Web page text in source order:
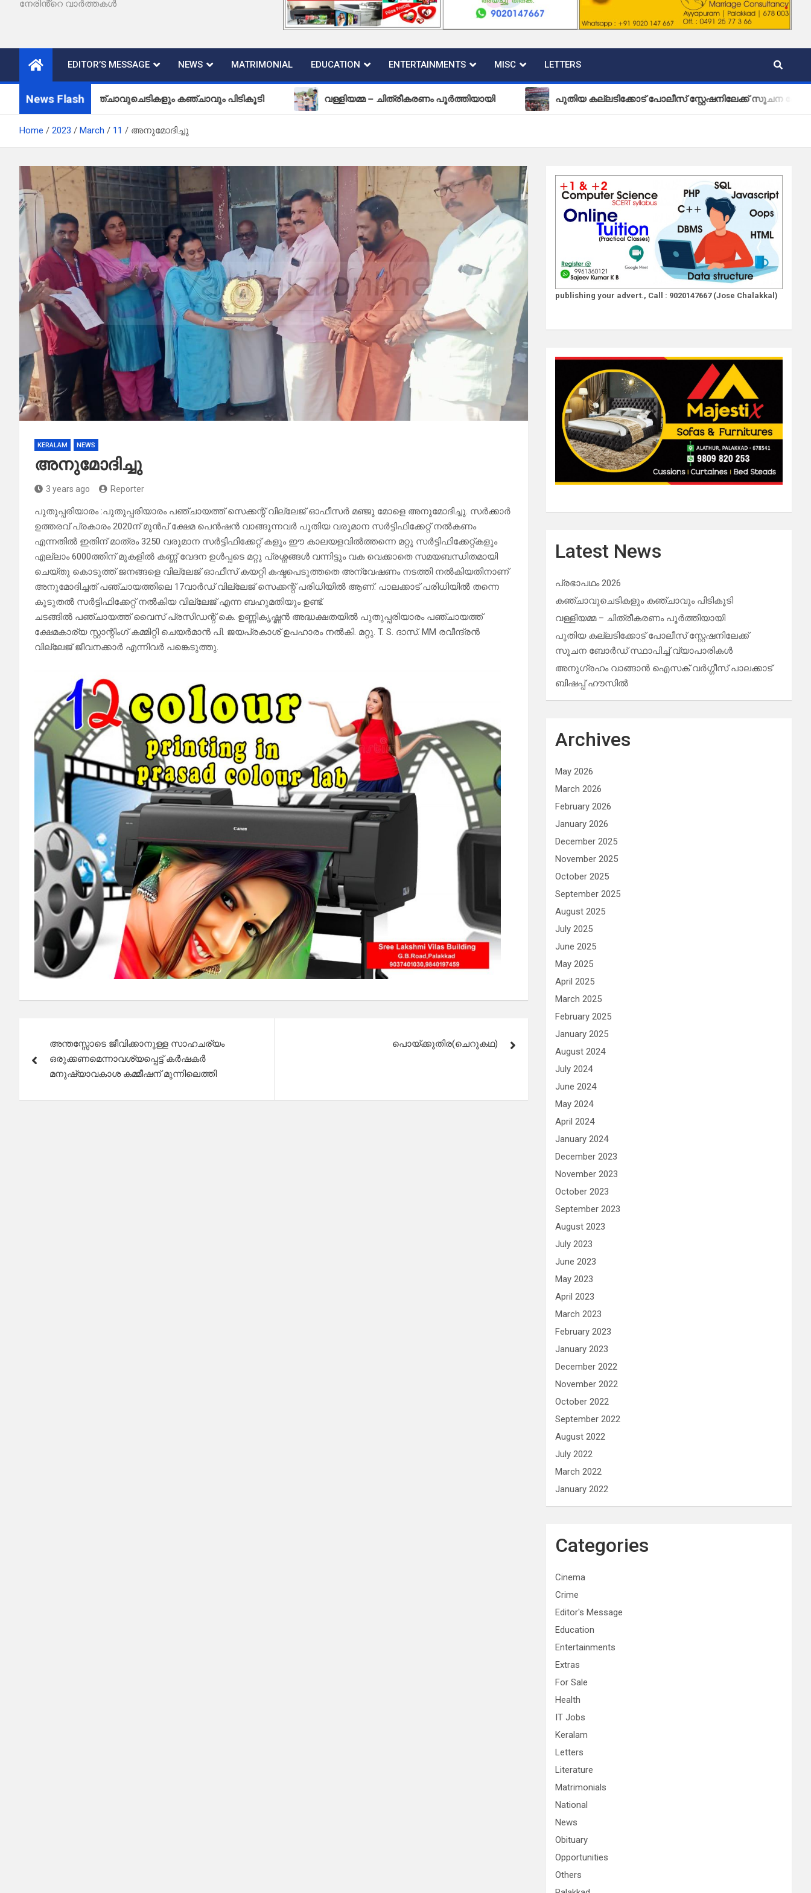
നേരിൻ്റെ വാർത്തകൾ
EDITOR’S MESSAGE NEWS MATRIMONIAL EDUCATION ENTERTAINMENTS MISC LETTERS
News Flash
കഞ്ചാവുചെടികളും കഞ്ചാവും പിടികൂടി വള്ളിയമ്മ – ചിത്രീകരണം പൂർത്തിയായി പുതിയ കല്ലടിക്കോട് പോലീസ് സ്റ്റേഷനിലേക്ക് സൂചന ബോർഡ്
Home 2023 March 11 അനുമോദിച്ചു
KERALAM NEWS
അനുമോദിച്ചു
3 years ago Reporter
പുതുപ്പരിയാരം :പുതുപ്പരിയാരം പഞ്ചായത്ത് സെക്കന്റ് വില്ലേജ് ഓഫീസർ മഞ്ജു മോളെ അനുമോദിച്ചു. സർക്കാർ
ഉത്തരവ് പ്രകാരം 2020ന് മുൻപ് ക്ഷേമ പെൻഷൻ വാങ്ങുന്നവർ പുതിയ വരുമാന സർട്ടിഫിക്കേറ്റ് നൽകണം
എന്നതിൽ ഇതിന് മാത്രം 3250 വരുമാന സർട്ടിഫിക്കേറ്റ് കളും ഈ കാലയളവിൽത്തന്നെ മറ്റു സർട്ടിഫിക്കേറ്റ്കളും
എല്ലാം 6000ത്തിന് മുകളിൽ കണ്ണ് വേദന ഉൾപ്പടെ മറ്റു പ്രശ്നങ്ങൾ വന്നിട്ടും വക വെക്കാതെ സമയബന്ധിതമായി
ചെയ്തു കൊടുത്ത് ജനങ്ങളെ വില്ലേജ് ഓഫീസ് കയറ്റി കഷ്ടപെടുത്തതെ അന്വേഷണം നടത്തി നൽകിയതിനാണ്
അനുമോദിച്ചത് പഞ്ചായത്തിലെ 17വാർഡ് വില്ലേജ് സെക്കന്റ് പരിധിയിൽ ആണ്. പാലക്കാട്‌ പരിധിയിൽ തന്നെ
കൂടുതൽ സർട്ടിഫിക്കേറ്റ് നൽകിയ വില്ലേജ് എന്ന ബഹുമതിയും ഉണ്ട്.
ചടങ്ങിൽ പഞ്ചായത്ത് വൈസ് പ്രസിഡന്റ് കെ. ഉണ്ണികൃഷ്ണൻ അദ്ധക്ഷതയിൽ പുതുപ്പരിയാരം പഞ്ചായത്ത്
ക്ഷേമകാര്യ സ്റ്റാന്റിംഗ് കമ്മിറ്റി ചെയർമാൻ പി. ജയപ്രകാശ് ഉപഹാരം നൽകി. മറ്റു. T. S. ദാസ്. MM രവീന്ദ്രൻ
വില്ലേജ് ജീവനക്കാർ എന്നിവർ പങ്കെടുത്തു.
navigation
അന്തസ്സോടെ ജീവിക്കാനുള്ള സാഹചര്യം
ഒരുക്കണമെന്നാവശ്യപ്പെട്ട് കർഷകർ
മനുഷ്യാവകാശ കമ്മീഷന് മുന്നിലെത്തി
പൊയ്ക്കുതിര(ചെറുകഥ)
publishing your advert., Call : 9020147667 (Jose Chalakkal)
Latest News
പ്രഭാപഥം 2026
കഞ്ചാവുചെടികളും കഞ്ചാവും പിടികൂടി
വള്ളിയമ്മ – ചിത്രീകരണം പൂർത്തിയായി
പുതിയ കല്ലടിക്കോട് പോലീസ് സ്റ്റേഷനിലേക്ക്
സൂചന ബോർഡ് സ്ഥാപിച്ച് വ്യാപാരികൾ
അനുഗ്രഹം വാങ്ങാൻ ഐസക് വര്‍ഗ്ഗീസ് പാലക്കാട്
ബിഷപ്പ് ഹൗസില്‍
Archives
May 2026
March 2026
February 2026
January 2026
December 2025
November 2025
October 2025
September 2025
August 2025
July 2025
June 2025
May 2025
April 2025
March 2025
February 2025
January 2025
August 2024
July 2024
June 2024
May 2024
April 2024
January 2024
December 2023
November 2023
October 2023
September 2023
August 2023
July 2023
June 2023
May 2023
April 2023
March 2023
February 2023
January 2023
December 2022
November 2022
October 2022
September 2022
August 2022
July 2022
March 2022
January 2022
Categories
Cinema
Crime
Editor's Message
Education
Entertainments
Extras
For Sale
Health
IT Jobs
Keralam
Letters
Literature
Matrimonials
National
News
Obituary
Opportunities
Others